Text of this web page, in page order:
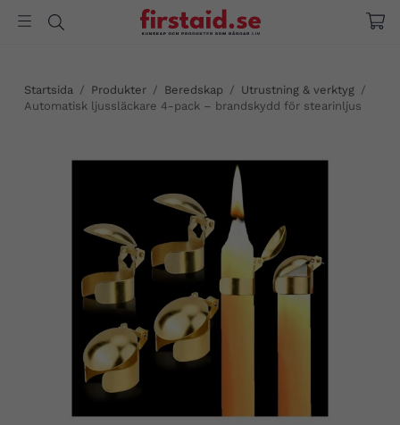
Startsida / Produkter / Beredskap / Utrustning & verktyg /
Automatisk ljussläckare 4-pack – brandskydd för stearinljus